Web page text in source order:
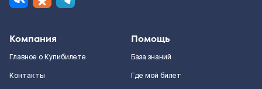
Компания
Главное о Купибилете
Контакты
Помощь
База знаний
Где мой билет